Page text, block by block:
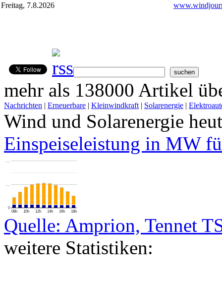
Freitag, 7.8.2026
mehr als 138000 Artikel
Nachrichten | Erneuerbare | Kleinwindkraft | Solarenergie |
Wind und Solarenergie
Einspeiseleistung in MW
08h 10h 12h 14h 16h 18h
0
…
…
Quelle: Amprion, Tennet
weitere Statistiken: